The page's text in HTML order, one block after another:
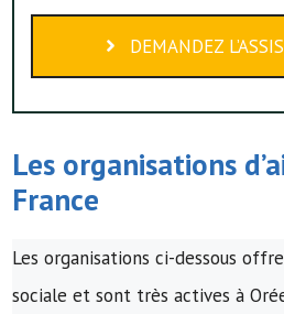
DEMANDEZ
Les organisations d’
France
Les organisations ci-dessous
sociale et sont très actives à